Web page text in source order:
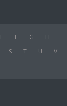
E F G
H
S T U
V